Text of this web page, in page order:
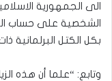
الى الجمهورية
الشخصية على حساب
بكل الكتل البرلمانية
وتابع: “علما أن هذه